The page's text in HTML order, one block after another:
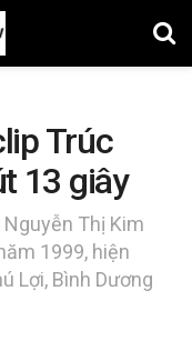
Trúc
13 giây
Thị Kim
1999, hiện
Lợi, Bình Dương